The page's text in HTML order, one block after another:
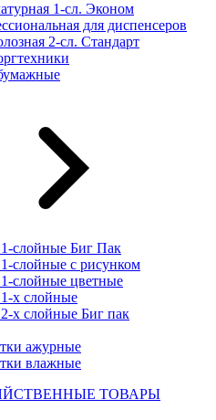
1-сл. Эконом
для диспенсеров
2-сл. Стандарт
1-слойные Биг Пак
слойные с рисунком
слойные цветные
х слойные
х слойные Биг пак
ажурные
влажные
ТОВАРЫ